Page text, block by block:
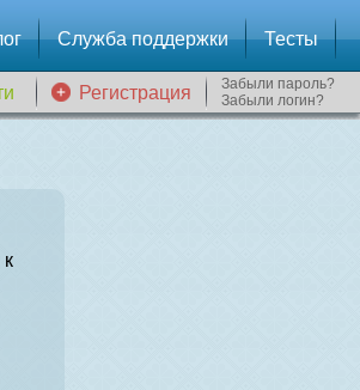
Служба поддержки Тесты
Регистрация
Забыли пароль?
Забыли логин?